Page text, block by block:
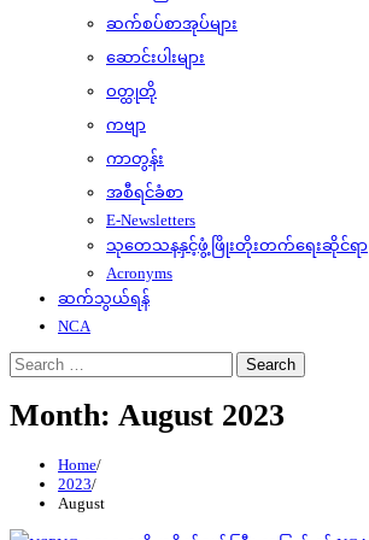
ဆက်စပ်စာအုပ်များ
ဆောင်းပါးများ
ဝတ္ထုတို
ကဗျာ
ကာတွန်း
အစီရင်ခံစာ
E-Newsletters
သုတေသနနှင့်ဖွံ့ဖြိုးတိုးတက်ရေးဆိုင်ရာ
Acronyms
ဆက်သွယ်ရန်
NCA
Search
for:
Month: August 2023
Home
2023
August